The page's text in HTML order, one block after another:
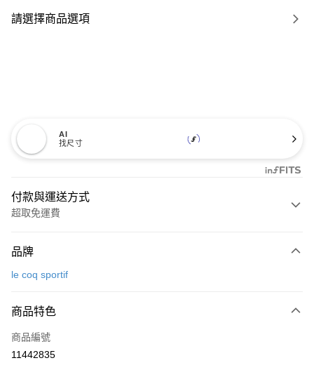
請選擇商品選項
AI
找尺寸
付款與運送方式
超取免運費
信用卡一次付款
LINE Pay
Apple Pay
品牌
le coq sportif
商品特色
商品編號
11442835